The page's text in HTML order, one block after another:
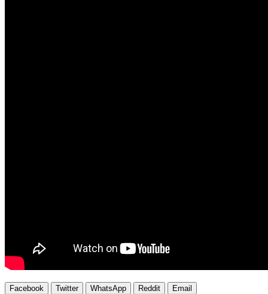
Facebook Twitter WhatsApp Reddit Email